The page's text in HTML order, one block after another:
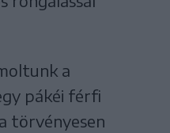
a
pákéi férfi
törvényesen